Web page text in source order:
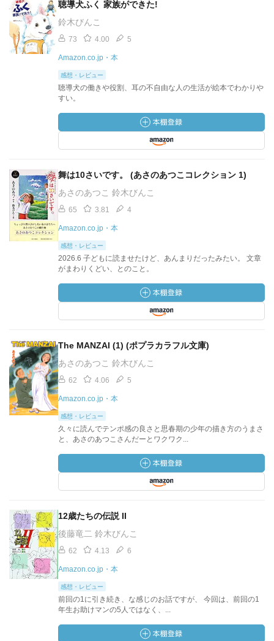
聴導犬ふく 家族ができた!
鈴木びんこ
73 4.00 5
Amazon.co.jp・本
感想・レビュー
聴導犬の働きや役割、耳の不自由な人の生活が絵本でわかりや
すい。
舞は10さいです。 (あさのあつこコレクション 1)
あさのあつこ 鈴木びんこ
65 3.81 4
Amazon.co.jp・本
感想・レビュー
2026.6 子どもに読ませたけど、あんまりだったみたい。 文章
がまわりくどい、とのこと。
The MANZAI (1) (ポプラカラフル文庫)
あさのあつこ 鈴木びんこ
62 4.06 5
Amazon.co.jp・本
感想・レビュー
久々に読んでテンポ感の良さと思春期の少年の描き方のうまさ
と、あさのあつこさんだーとワクワク...
12歳たちの伝説 II
後藤竜二 鈴木びんこ
62 4.13 6
Amazon.co.jp・本
感想・レビュー
前回の1に引き続き、な感じのお話ですが、 今回は、前回の1
年生お助けマンの5人ではなく、...